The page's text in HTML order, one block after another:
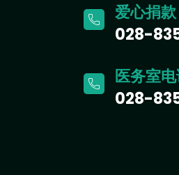
爱心捐款
028-
医务室
028-